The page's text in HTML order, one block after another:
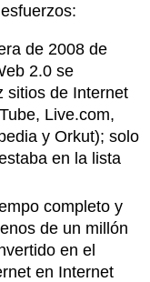
de 2008 de
2.0 se
sitios de Internet
Live.com,
y Orkut); solo
en la lista
completo y
de un millón
en el
en Internet